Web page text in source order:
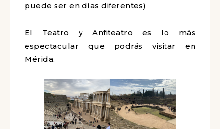
puede ser en días diferentes)
El Teatro y Anfiteatro es lo más
espectacular que podrás visitar en
Mérida.